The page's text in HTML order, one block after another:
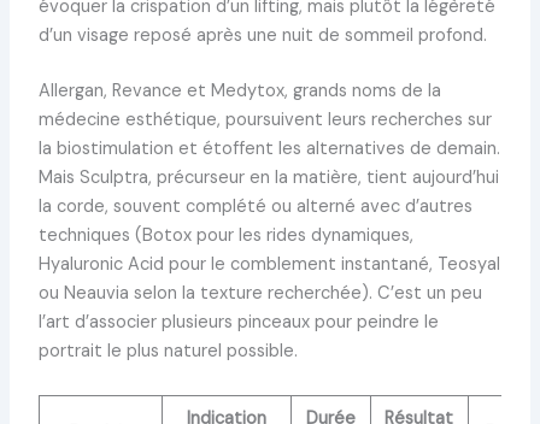
évoquer la crispation d’un lifting, mais plutôt la légèreté
d’un visage reposé après une nuit de sommeil profond.
Allergan, Revance et Medytox, grands noms de la
médecine esthétique, poursuivent leurs recherches sur
la biostimulation et étoffent les alternatives de demain.
Mais Sculptra, précurseur en la matière, tient aujourd’hui
la corde, souvent complété ou alterné avec d’autres
techniques (Botox pour les rides dynamiques,
Hyaluronic Acid pour le comblement instantané, Teosyal
ou Neauvia selon la texture recherchée). C’est un peu
l’art d’associer plusieurs pinceaux pour peindre le
portrait le plus naturel possible.
Indication
Durée
Résultat